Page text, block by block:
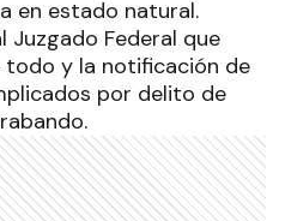
en estado natural.
Juzgado Federal que
y la notificación de
por delito de